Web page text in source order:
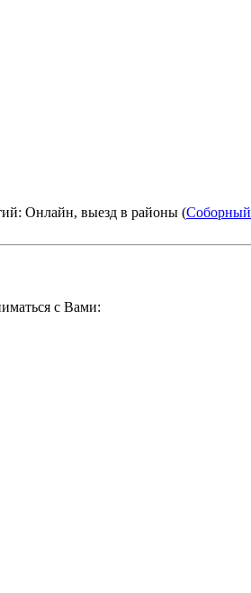
Онлайн, выезд в районы (Соборный
с Вами: